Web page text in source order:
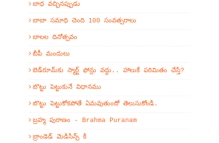
బాధ వచ్చినప్పుడు
బాబా సమాధి చెంది 100 సంవత్సరాలు
బాలల దినోత్సవం
బీపీ మందులు
బెడ్‌రూమ్‌కు స్మార్ట్ ఫోన్లు వద్దు.. హాలుకే పరిమితం చేస్తే?
బొట్టు పెట్టుకునే విధానము
బొట్టు పెట్టుకోకపోతే ఏమవుతుందో తెలుసుకోండి.
బ్రహ్మ పురాణం - Brahma Puranam
బ్రాండెడ్ మెడిసిన్స్ కి